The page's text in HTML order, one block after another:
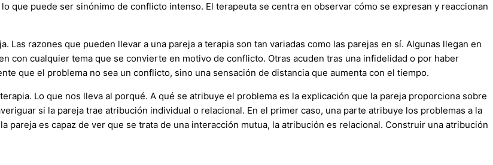
que puede ser sinónimo de conflicto intenso. El terapeuta se centra en observar cómo se expresan y reaccionan
razones que pueden llevar a una pareja a terapia son tan variadas como las parejas en sí. Algunas llegan en
con cualquier tema que se convierte en motivo de conflicto. Otras acuden tras una infidelidad o por haber
que el problema no sea un conflicto, sino una sensación de distancia que aumenta con el tiempo.
Lo que nos lleva al porqué. A qué se atribuye el problema es la explicación que la pareja proporciona sobre
si la pareja trae atribución individual o relacional. En el primer caso, una parte atribuye los problemas a la
pareja es capaz de ver que se trata de una interacción mutua, la atribución es relacional. Construir una atribución